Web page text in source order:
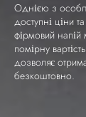
Однією з
доступні ціни
фірмовий напій
помірну
дозволяє
безкоштовно.